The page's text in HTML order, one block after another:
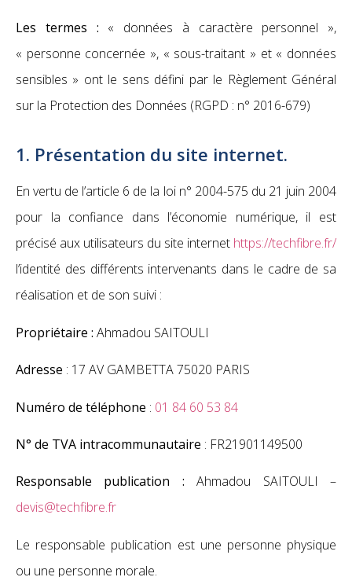
Les termes : « données à caractère personnel »,
« personne concernée », « sous-traitant » et « données
sensibles » ont le sens défini par le Règlement Général
sur la Protection des Données (RGPD : n° 2016-679)
1. Présentation du site internet.
En vertu de l’article 6 de la loi n° 2004-575 du 21 juin 2004
pour la confiance dans l’économie numérique, il est
précisé aux utilisateurs du site internet https://techfibre.fr/
l’identité des différents intervenants dans le cadre de sa
réalisation et de son suivi :
Propriétaire : Ahmadou SAITOULI
Adresse : 17 AV GAMBETTA 75020 PARIS
Numéro de téléphone : 01 84 60 53 84
N° de TVA intracommunautaire : FR21901149500
Responsable publication : Ahmadou SAITOULI –
devis@techfibre.fr
Le responsable publication est une personne physique
ou une personne morale.